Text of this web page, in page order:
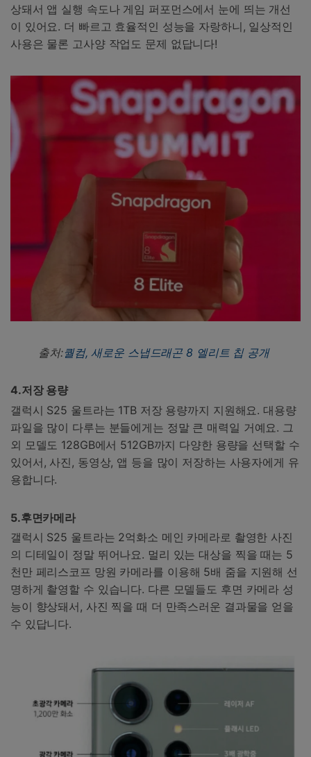
상돼서 앱 실행 속도나 게임 퍼포먼스에서 눈에 띄는 개선
이 있어요. 더 빠르고 효율적인 성능을 자랑하니, 일상적인
사용은 물론 고사양 작업도 문제 없답니다!
출처:퀄컴, 새로운 스냅드래곤 8 엘리트 칩 공개
4.저장 용량
갤럭시 S25 울트라는 1TB 저장 용량까지 지원해요. 대용량
파일을 많이 다루는 분들에게는 정말 큰 매력일 거예요. 그
외 모델도 128GB에서 512GB까지 다양한 용량을 선택할 수
있어서, 사진, 동영상, 앱 등을 많이 저장하는 사용자에게 유
용합니다.
5.후면카메라
갤럭시 S25 울트라는 2억화소 메인 카메라로 촬영한 사진
의 디테일이 정말 뛰어나요. 멀리 있는 대상을 찍을 때는 5
천만 페리스코프 망원 카메라를 이용해 5배 줌을 지원해 선
명하게 촬영할 수 있습니다. 다른 모델들도 후면 카메라 성
능이 향상돼서, 사진 찍을 때 더 만족스러운 결과물을 얻을
수 있답니다.